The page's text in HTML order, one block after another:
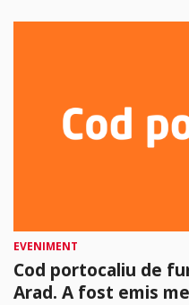
EVENIMENT
Cod portocaliu de
Arad. A fost emis